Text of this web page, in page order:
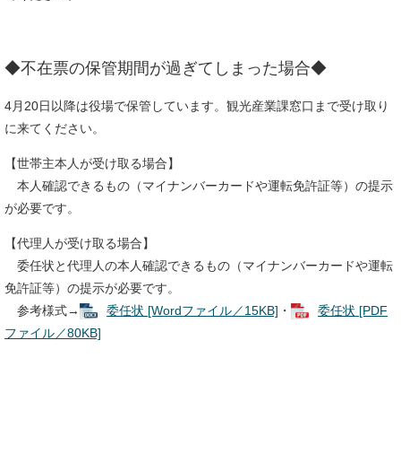
◆不在票の保管期間が過ぎてしまった場合◆
4月20日以降は役場で保管しています。観光産業課窓口まで受け取り
に来てください。
【世帯主本人が受け取る場合】
本人確認できるもの（マイナンバーカードや運転免許証等）の提示
が必要です。
【代理人が受け取る場合】
委任状と代理人の本人確認できるもの（マイナンバーカードや運転
免許証等）の提示が必要です。
参考様式→
委任状 [Wordファイル／15KB] ・
委任状 [PDF
ファイル／80KB]